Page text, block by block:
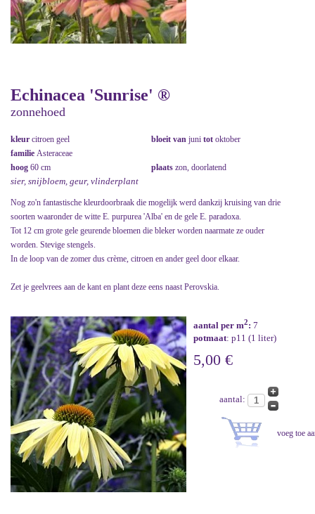
Echinacea 'Sunrise' ®
zonnehoed
kleur citroen geel bloeit van juni tot oktober
familie Asteraceae
hoog 60 cm plaats zon, doorlatend
sier, snijbloem, geur, vlinderplant
Nog zo'n fantastische kleurdoorbraak die mogelijk werd dankzij kruising van drie
soorten waaronder de witte E. purpurea 'Alba' en de gele E. paradoxa.
Tot 12 cm grote gele geurende bloemen die bleker worden naarmate ze ouder
worden. Stevige stengels.
In de loop van de zomer dus crème, citroen en ander geel door elkaar.
Zet je geelvrees aan de kant en plant deze eens naast Perovskia.
aantal per m2: 7
potmaat: p11 (1 liter)
5,00 €
aantal: